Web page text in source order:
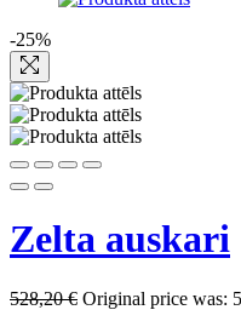
-25%
Zelta auskari
528,20€ Original price was: